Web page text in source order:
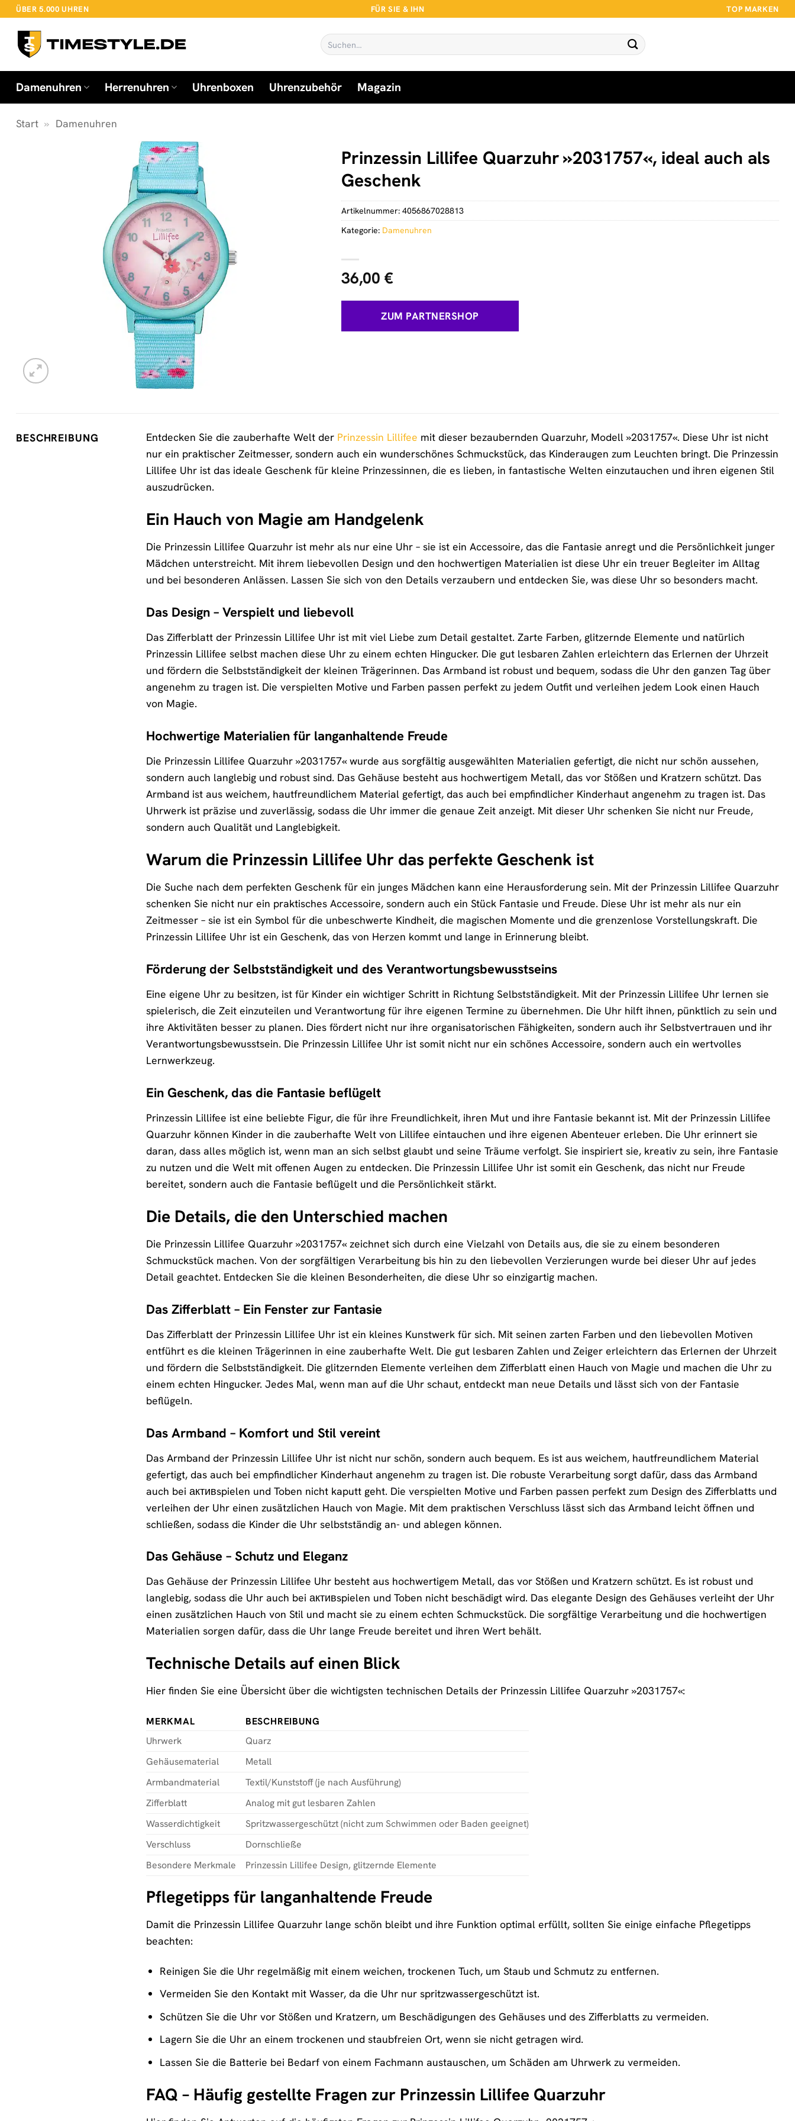
Zum
springen
ÜBER 5.000 UHREN FÜR SIE & IHN TOP MARKEN
Suchen
nach:
Damenuhren Herrenuhren Uhrenboxen Uhrenzubehör Magazin
Start » Damenuhren
Prinzessin Lillifee Quarzuhr »2031757«, ideal auch als
Geschenk
36,00 €
ZUM PARTNERSHOP
Artikelnummer: 4056867028813
Kategorie: Damenuhren
BESCHREIBUNG Entdecken Sie die zauberhafte Welt der Prinzessin Lillifee mit dieser bezaubernden Quarzuhr, Modell »2031757«. Diese Uhr ist nicht
nur ein praktischer Zeitmesser, sondern auch ein wunderschönes Schmuckstück, das Kinderaugen zum Leuchten bringt. Die Prinzessin
Lillifee Uhr ist das ideale Geschenk für kleine Prinzessinnen, die es lieben, in fantastische Welten einzutauchen und ihren eigenen Stil
auszudrücken.
Ein Hauch von Magie am Handgelenk
Die Prinzessin Lillifee Quarzuhr ist mehr als nur eine Uhr – sie ist ein Accessoire, das die Fantasie anregt und die Persönlichkeit junger
Mädchen unterstreicht. Mit ihrem liebevollen Design und den hochwertigen Materialien ist diese Uhr ein treuer Begleiter im Alltag
und bei besonderen Anlässen. Lassen Sie sich von den Details verzaubern und entdecken Sie, was diese Uhr so besonders macht.
Das Design – Verspielt und liebevoll
Das Zifferblatt der Prinzessin Lillifee Uhr ist mit viel Liebe zum Detail gestaltet. Zarte Farben, glitzernde Elemente und natürlich
Prinzessin Lillifee selbst machen diese Uhr zu einem echten Hingucker. Die gut lesbaren Zahlen erleichtern das Erlernen der Uhrzeit
und fördern die Selbstständigkeit der kleinen Trägerinnen. Das Armband ist robust und bequem, sodass die Uhr den ganzen Tag über
angenehm zu tragen ist. Die verspielten Motive und Farben passen perfekt zu jedem Outfit und verleihen jedem Look einen Hauch
von Magie.
Hochwertige Materialien für langanhaltende Freude
Die Prinzessin Lillifee Quarzuhr »2031757« wurde aus sorgfältig ausgewählten Materialien gefertigt, die nicht nur schön aussehen,
sondern auch langlebig und robust sind. Das Gehäuse besteht aus hochwertigem Metall, das vor Stößen und Kratzern schützt. Das
Armband ist aus weichem, hautfreundlichem Material gefertigt, das auch bei empfindlicher Kinderhaut angenehm zu tragen ist. Das
Uhrwerk ist präzise und zuverlässig, sodass die Uhr immer die genaue Zeit anzeigt. Mit dieser Uhr schenken Sie nicht nur Freude,
sondern auch Qualität und Langlebigkeit.
Warum die Prinzessin Lillifee Uhr das perfekte Geschenk ist
Die Suche nach dem perfekten Geschenk für ein junges Mädchen kann eine Herausforderung sein. Mit der Prinzessin Lillifee Quarzuhr
schenken Sie nicht nur ein praktisches Accessoire, sondern auch ein Stück Fantasie und Freude. Diese Uhr ist mehr als nur ein
Zeitmesser – sie ist ein Symbol für die unbeschwerte Kindheit, die magischen Momente und die grenzenlose Vorstellungskraft. Die
Prinzessin Lillifee Uhr ist ein Geschenk, das von Herzen kommt und lange in Erinnerung bleibt.
Förderung der Selbstständigkeit und des Verantwortungsbewusstseins
Eine eigene Uhr zu besitzen, ist für Kinder ein wichtiger Schritt in Richtung Selbstständigkeit. Mit der Prinzessin Lillifee Uhr lernen sie
spielerisch, die Zeit einzuteilen und Verantwortung für ihre eigenen Termine zu übernehmen. Die Uhr hilft ihnen, pünktlich zu sein und
ihre Aktivitäten besser zu planen. Dies fördert nicht nur ihre organisatorischen Fähigkeiten, sondern auch ihr Selbstvertrauen und ihr
Verantwortungsbewusstsein. Die Prinzessin Lillifee Uhr ist somit nicht nur ein schönes Accessoire, sondern auch ein wertvolles
Lernwerkzeug.
Ein Geschenk, das die Fantasie beflügelt
Prinzessin Lillifee ist eine beliebte Figur, die für ihre Freundlichkeit, ihren Mut und ihre Fantasie bekannt ist. Mit der Prinzessin Lillifee
Quarzuhr können Kinder in die zauberhafte Welt von Lillifee eintauchen und ihre eigenen Abenteuer erleben. Die Uhr erinnert sie
daran, dass alles möglich ist, wenn man an sich selbst glaubt und seine Träume verfolgt. Sie inspiriert sie, kreativ zu sein, ihre Fantasie
zu nutzen und die Welt mit offenen Augen zu entdecken. Die Prinzessin Lillifee Uhr ist somit ein Geschenk, das nicht nur Freude
bereitet, sondern auch die Fantasie beflügelt und die Persönlichkeit stärkt.
Die Details, die den Unterschied machen
Die Prinzessin Lillifee Quarzuhr »2031757« zeichnet sich durch eine Vielzahl von Details aus, die sie zu einem besonderen
Schmuckstück machen. Von der sorgfältigen Verarbeitung bis hin zu den liebevollen Verzierungen wurde bei dieser Uhr auf jedes
Detail geachtet. Entdecken Sie die kleinen Besonderheiten, die diese Uhr so einzigartig machen.
Das Zifferblatt – Ein Fenster zur Fantasie
Das Zifferblatt der Prinzessin Lillifee Uhr ist ein kleines Kunstwerk für sich. Mit seinen zarten Farben und den liebevollen Motiven
entführt es die kleinen Trägerinnen in eine zauberhafte Welt. Die gut lesbaren Zahlen und Zeiger erleichtern das Erlernen der Uhrzeit
und fördern die Selbstständigkeit. Die glitzernden Elemente verleihen dem Zifferblatt einen Hauch von Magie und machen die Uhr zu
einem echten Hingucker. Jedes Mal, wenn man auf die Uhr schaut, entdeckt man neue Details und lässt sich von der Fantasie
beflügeln.
Das Armband – Komfort und Stil vereint
Das Armband der Prinzessin Lillifee Uhr ist nicht nur schön, sondern auch bequem. Es ist aus weichem, hautfreundlichem Material
gefertigt, das auch bei empfindlicher Kinderhaut angenehm zu tragen ist. Die robuste Verarbeitung sorgt dafür, dass das Armband
auch bei активspielen und Toben nicht kaputt geht. Die verspielten Motive und Farben passen perfekt zum Design des Zifferblatts und
verleihen der Uhr einen zusätzlichen Hauch von Magie. Mit dem praktischen Verschluss lässt sich das Armband leicht öffnen und
schließen, sodass die Kinder die Uhr selbstständig an- und ablegen können.
Das Gehäuse – Schutz und Eleganz
Das Gehäuse der Prinzessin Lillifee Uhr besteht aus hochwertigem Metall, das vor Stößen und Kratzern schützt. Es ist robust und
langlebig, sodass die Uhr auch bei активspielen und Toben nicht beschädigt wird. Das elegante Design des Gehäuses verleiht der Uhr
einen zusätzlichen Hauch von Stil und macht sie zu einem echten Schmuckstück. Die sorgfältige Verarbeitung und die hochwertigen
Materialien sorgen dafür, dass die Uhr lange Freude bereitet und ihren Wert behält.
Technische Details auf einen Blick
Hier finden Sie eine Übersicht über die wichtigsten technischen Details der Prinzessin Lillifee Quarzuhr »2031757«:
MERKMAL
BESCHREIBUNG
Uhrwerk
Quarz
Gehäusematerial
Metall
Armbandmaterial
Textil/Kunststoff (je nach Ausführung)
Zifferblatt
Analog mit gut lesbaren Zahlen
Wasserdichtigkeit
Spritzwassergeschützt (nicht zum Schwimmen oder Baden geeignet)
Verschluss
Dornschließe
Besondere Merkmale
Prinzessin Lillifee Design, glitzernde Elemente
Pflegetipps für langanhaltende Freude
Damit die Prinzessin Lillifee Quarzuhr lange schön bleibt und ihre Funktion optimal erfüllt, sollten Sie einige einfache Pflegetipps
beachten:
Reinigen Sie die Uhr regelmäßig mit einem weichen, trockenen Tuch, um Staub und Schmutz zu entfernen.
Vermeiden Sie den Kontakt mit Wasser, da die Uhr nur spritzwassergeschützt ist.
Schützen Sie die Uhr vor Stößen und Kratzern, um Beschädigungen des Gehäuses und des Zifferblatts zu vermeiden.
Lagern Sie die Uhr an einem trockenen und staubfreien Ort, wenn sie nicht getragen wird.
Lassen Sie die Batterie bei Bedarf von einem Fachmann austauschen, um Schäden am Uhrwerk zu vermeiden.
FAQ – Häufig gestellte Fragen zur Prinzessin Lillifee Quarzuhr